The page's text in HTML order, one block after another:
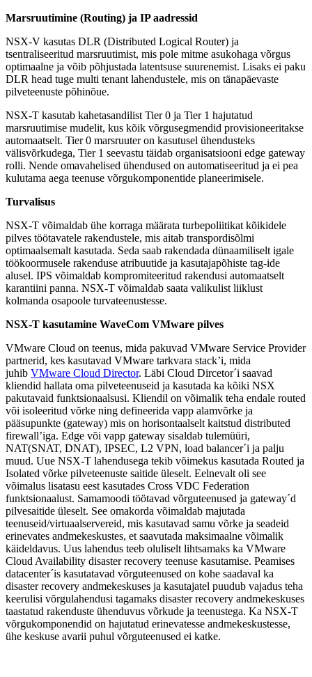
Marsruutimine (Routing) ja IP aadressid
NSX-V kasutas DLR (Distributed Logical Router) ja
tsentraliseeritud marsruutimist, mis pole mitme asukohaga võrgus
optimaalne ja võib põhjustada latentsuse suurenemist. Lisaks ei paku
DLR head tuge multi tenant lahendustele, mis on tänapäevaste
pilveteenuste põhinõue.
NSX-T kasutab kahetasandilist Tier 0 ja Tier 1 hajutatud
marsruutimise mudelit, kus kõik võrgusegmendid provisioneeritakse
automaatselt. Tier 0 marsruuter on kasutusel ühendusteks
välisvõrkudega, Tier 1 seevastu täidab organisatsiooni edge gateway
rolli. Nende omavahelised ühendused on automatiseeritud ja ei pea
kulutama aega teenuse võrgukomponentide planeerimisele.
Turvalisus
NSX-T võimaldab ühe korraga määrata turbepoliitikat kõikidele
pilves töötavatele rakendustele, mis aitab transpordisõlmi
optimaalsemalt kasutada. Seda saab rakendada dünaamiliselt igale
töökoormusele rakenduse atribuutide ja kasutajapõhiste tag-ide
alusel. IPS võimaldab kompromiteeritud rakendusi automaatselt
karantiini panna. NSX-T võimaldab saata valikulist liiklust
kolmanda osapoole turvateenustesse.
NSX-T kasutamine WaveCom VMware pilves
VMware Cloud on teenus, mida pakuvad VMware Service Provider
partnerid, kes kasutavad VMware tarkvara stack’i, mida
juhib VMware Cloud Director. Läbi Cloud Dircetor´i saavad
kliendid hallata oma pilveteenuseid ja kasutada ka kõiki NSX
pakutavaid funktsionaalsusi. Kliendil on võimalik teha endale routed
või isoleeritud võrke ning defineerida vapp alamvõrke ja
pääsupunkte (gateway) mis on horisontaalselt kaitstud distributed
firewall’iga. Edge või vapp gateway sisaldab tulemüüri,
NAT(SNAT, DNAT), IPSEC, L2 VPN, load balancer´i ja palju
muud. Uue NSX-T lahendusega tekib võimekus kasutada Routed ja
Isolated võrke pilveteenuste saitide üleselt. Eelnevalt oli see
võimalus lisatasu eest kasutades Cross VDC Federation
funktsionaalust. Samamoodi töötavad võrguteenused ja gateway´d
pilvesaitide üleselt. See omakorda võimaldab majutada
teenuseid/virtuaalservereid, mis kasutavad samu võrke ja seadeid
erinevates andmekeskustes, et saavutada maksimaalne võimalik
käideldavus. Uus lahendus teeb oluliselt lihtsamaks ka VMware
Cloud Availability disaster recovery teenuse kasutamise. Peamises
datacenter´is kasutatavad võrguteenused on kohe saadaval ka
disaster recovery andmekeskuses ja kasutajatel puudub vajadus teha
keerulisi võrgulahendusi tagamaks disaster recovery andmekeskuses
taastatud rakenduste ühenduvus võrkude ja teenustega. Ka NSX-T
võrgukomponendid on hajutatud erinevatesse andmekeskustesse,
ühe keskuse avarii puhul võrguteenused ei katke.